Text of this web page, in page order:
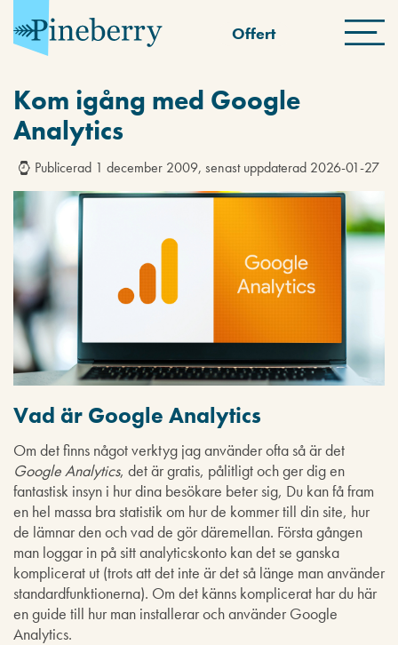
Offert
Kom igång med Google
Analytics
Publicerad 1 december 2009, senast uppdaterad 2026-01-27
Vad är Google Analytics
Om det finns något verktyg jag använder ofta så är det
Google Analytics, det är gratis, pålitligt och ger dig en
fantastisk insyn i hur dina besökare beter sig, Du kan få fram
en hel massa bra statistik om hur de kommer till din site, hur
de lämnar den och vad de gör däremellan. Första gången
man loggar in på sitt analyticskonto kan det se ganska
komplicerat ut (trots att det inte är det så länge man använder
standardfunktionerna). Om det känns komplicerat har du här
en guide till hur man installerar och använder Google
Analytics.